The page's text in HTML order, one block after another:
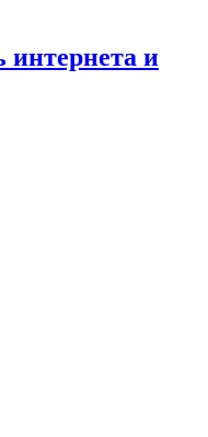
интернета и